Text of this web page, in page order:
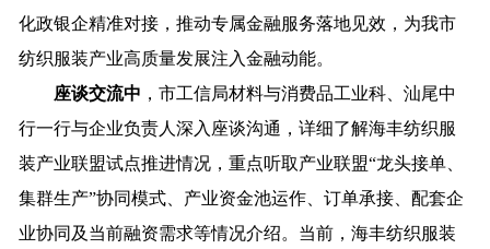
化政银企精准对接，推动专属金融服务落地见效，为我市
纺织服装产业高质量发展注入金融动能。
座谈交流中 ，市工信局材料与消费品工业科、汕尾中
行一行与企业负责人深入座谈沟通，详细了解海丰纺织服
装产业联盟试点推进情况，重点听取产业联盟“龙头接单、
集群生产”协同模式、产业资金池运作、订单承接、配套企
业协同及当前融资需求等情况介绍。当前，海丰纺织服装